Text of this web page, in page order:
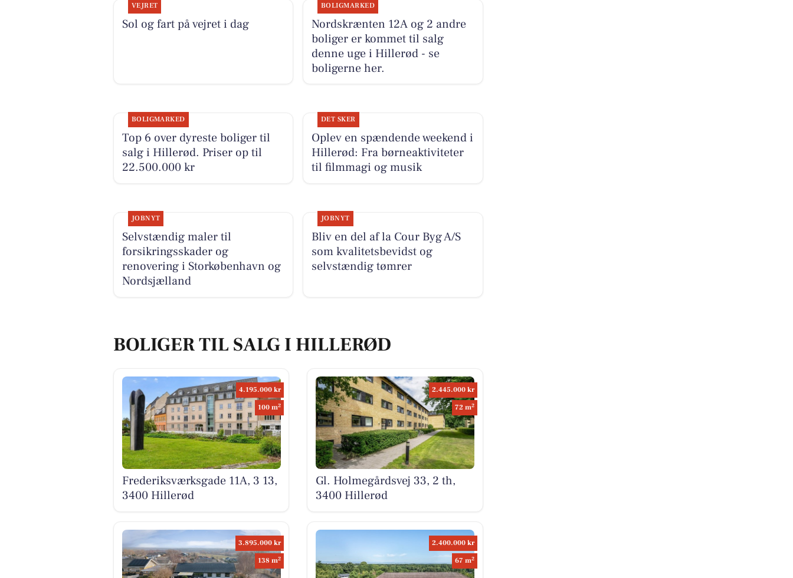
VEJRET
Sol og fart på vejret i dag
BOLIGMARKED
Nordskrænten 12A og 2 andre
boliger er kommet til salg
denne uge i Hillerød - se
boligerne her.
BOLIGMARKED
Top 6 over dyreste boliger til
salg i Hillerød. Priser op til
22.500.000 kr
DET SKER
Oplev en spændende weekend i
Hillerød: Fra børneaktiviteter
til filmmagi og musik
JOBNYT
Selvstændig maler til
forsikringsskader og
renovering i Storkøbenhavn og
Nordsjælland
JOBNYT
Bliv en del af la Cour Byg A/S
som kvalitetsbevidst og
selvstændig tømrer
BOLIGER TIL SALG I HILLERØD
4.195.000 kr
100 m2
Frederiksværksgade 11A, 3 13,
3400 Hillerød
2.445.000 kr
72 m2
Gl. Holmegårdsvej 33, 2 th,
3400 Hillerød
3.895.000 kr
138 m2
2.400.000 kr
67 m2